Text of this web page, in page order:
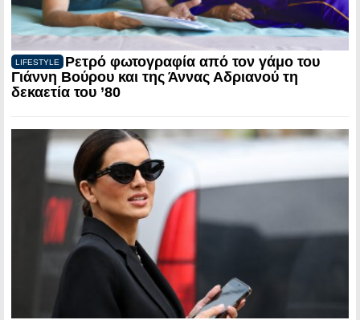
LIFESTYLE
Ρετρό φωτογραφία από τον γάμο του
Γιάννη Βούρου και της Άννας Αδριανού τη
δεκαετία του ’80